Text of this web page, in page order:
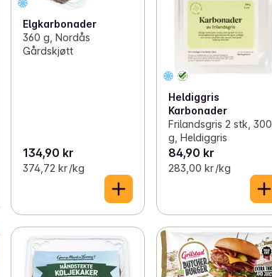
Elgkarbonader
360 g, Nordås
Gårdskjøtt
134,90 kr
374,72 kr /kg
Heldiggris
Karbonader
Frilandsgris 2 stk, 300
g, Heldiggris
84,90 kr
283,00 kr /kg